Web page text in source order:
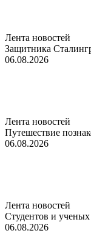
Лента новостей
Защитника
06.08.2026
Лента новостей
Путешествие
06.08.2026
Лента новостей
Студентов и
06.08.2026